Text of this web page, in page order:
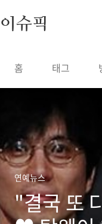
이슈픽
홈 태그
연예뉴스
"결국 또